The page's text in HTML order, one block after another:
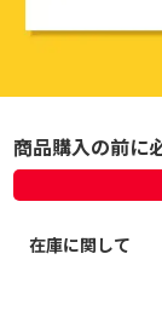
商品購入の前に
在庫に関して